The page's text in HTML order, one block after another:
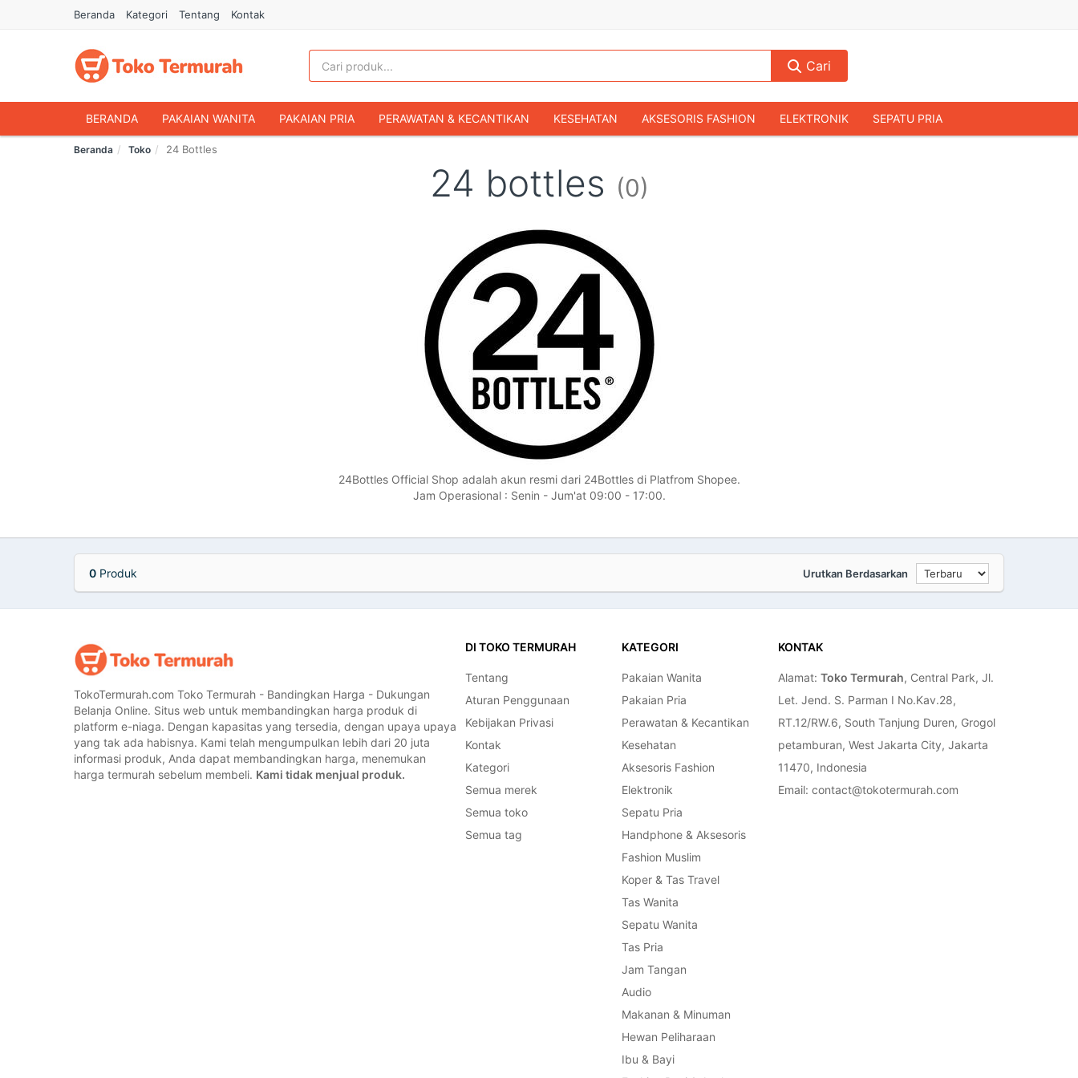
Beranda Kategori Tentang Kontak
Cari
BERANDA PAKAIAN WANITA PAKAIAN PRIA PERAWATAN & KECANTIKAN KESEHATAN AKSESORIS FASHION ELEKTRONIK SEPATU PRIA
HANDPHONE & AKSESORIS
FASHION BAYI & ANAK GAMING & KONSOL
Beranda Toko 24 Bottles
24 bottles (0)
24Bottles Official Shop adalah akun resmi dari 24Bottles di Platfrom Shopee.
Jam Operasional : Senin - Jum'at 09:00 - 17:00.
0 Produk Urutkan Berdasarkan
TokoTermurah.com Toko Termurah - Bandingkan Harga - Dukungan
Belanja Online. Situs web untuk membandingkan harga produk di
platform e-niaga. Dengan kapasitas yang tersedia, dengan upaya upaya
yang tak ada habisnya. Kami telah mengumpulkan lebih dari 20 juta
informasi produk, Anda dapat membandingkan harga, menemukan
harga termurah sebelum membeli. Kami tidak menjual produk.
DI TOKO TERMURAH
Tentang
Aturan Penggunaan
Kebijakan Privasi
Kontak
Kategori
Semua merek
Semua toko
Semua tag
KATEGORI
Pakaian Wanita
Pakaian Pria
Perawatan & Kecantikan
Kesehatan
Aksesoris Fashion
Elektronik
Sepatu Pria
Handphone & Aksesoris
Fashion Muslim
Koper & Tas Travel
Tas Wanita
Sepatu Wanita
Tas Pria
Jam Tangan
Audio
Makanan & Minuman
Hewan Peliharaan
Ibu & Bayi
KONTAK
Alamat: Toko Termurah, Central Park, Jl.
Let. Jend. S. Parman I No.Kav.28,
RT.12/RW.6, South Tanjung Duren, Grogol
petamburan, West Jakarta City, Jakarta
11470, Indonesia
Email: contact@tokotermurah.com